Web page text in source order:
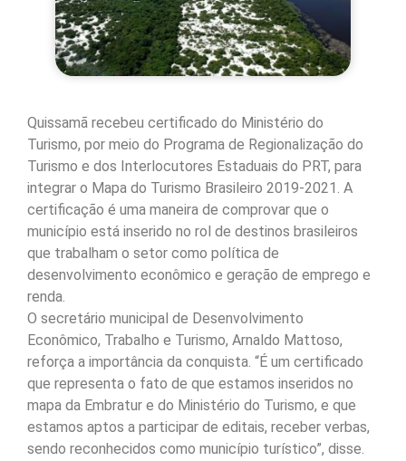
Quissamã recebeu certificado do Ministério do
Turismo, por meio do Programa de Regionalização do
Turismo e dos Interlocutores Estaduais do PRT, para
integrar o Mapa do Turismo Brasileiro 2019-2021. A
certificação é uma maneira de comprovar que o
município está inserido no rol de destinos brasileiros
que trabalham o setor como política de
desenvolvimento econômico e geração de emprego e
renda.
O secretário municipal de Desenvolvimento
Econômico, Trabalho e Turismo, Arnaldo Mattoso,
reforça a importância da conquista. “É um certificado
que representa o fato de que estamos inseridos no
mapa da Embratur e do Ministério do Turismo, e que
estamos aptos a participar de editais, receber verbas,
sendo reconhecidos como município turístico”, disse.